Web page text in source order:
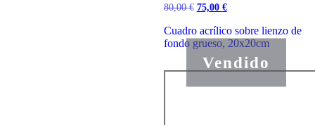
Vendido
80,00€ El
original
era:
80,00 €.
75,00 €El
actual
es:
Cuadro acrílico sobre lienzo de
fondo grueso, 20x20cm